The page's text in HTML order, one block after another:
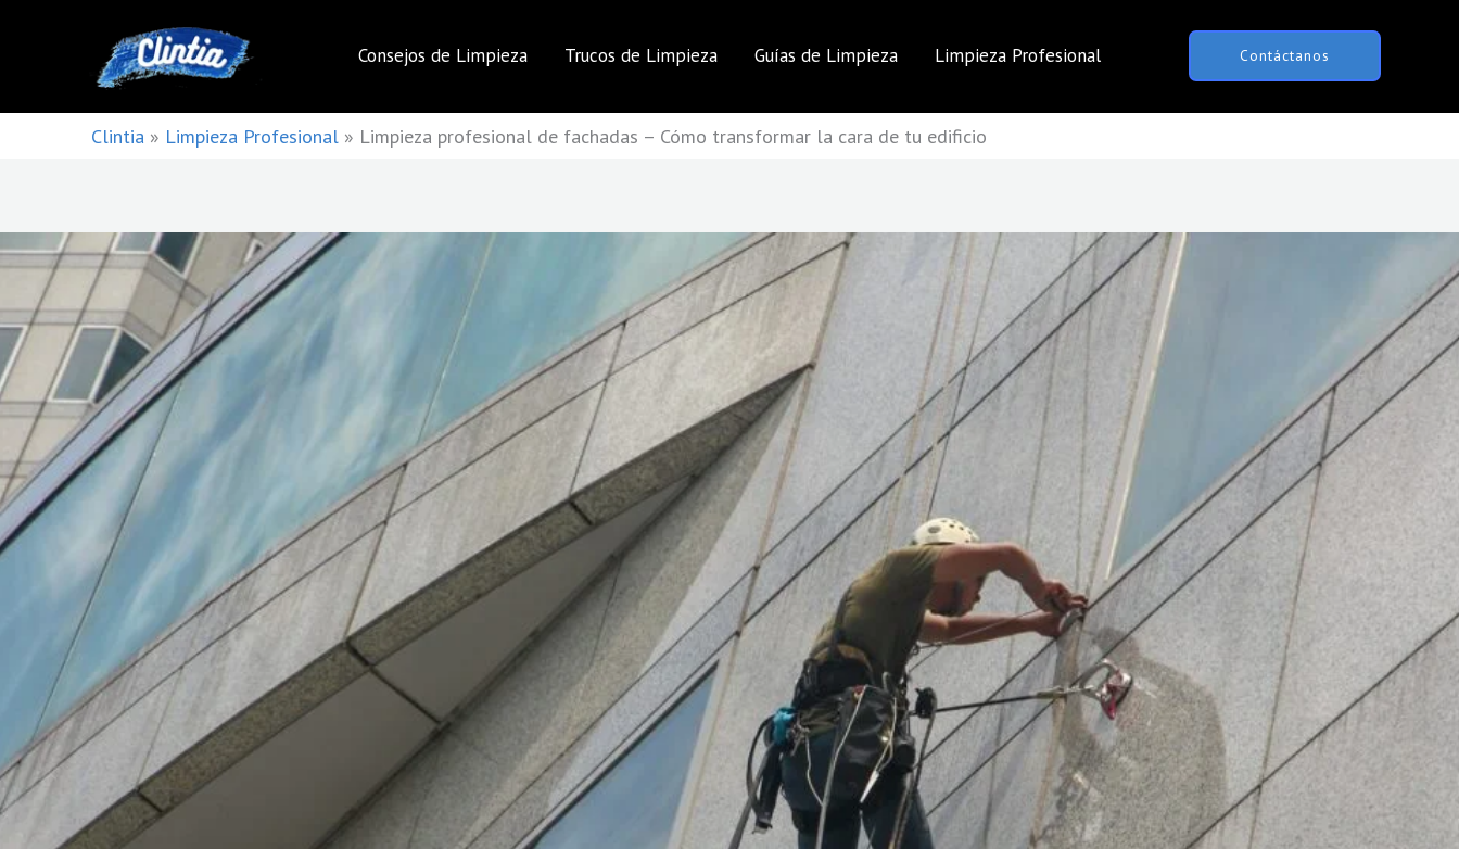
Consejos de Limpieza Trucos de Limpieza Guías de Limpieza Limpieza Profesional Contáctanos
Clintia » Limpieza Profesional » Limpieza profesional de fachadas – Cómo transformar la cara de tu edificio